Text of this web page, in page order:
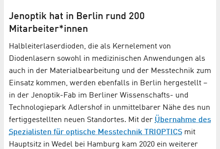
Jenoptik hat in Berlin rund 200
Mitarbeiter*innen
Halbleiterlaserdioden, die als Kernelement von
Diodenlasern sowohl in medizinischen Anwendungen als
auch in der Materialbearbeitung und der Messtechnik zum
Einsatz kommen, werden ebenfalls in Berlin hergestellt –
in der Jenoptik-Fab im Berliner Wissenschafts- und
Technologiepark Adlershof in unmittelbarer Nähe des nun
fertiggestellten neuen Standortes. Mit der Übernahme des
Spezialisten für optische Messtechnik TRIOPTICS mit
Hauptsitz in Wedel bei Hamburg kam 2020 ein weiterer